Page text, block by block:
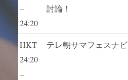
–
24:20
討論！
HKT
24:20
–
テレ朝サマフェスナビ